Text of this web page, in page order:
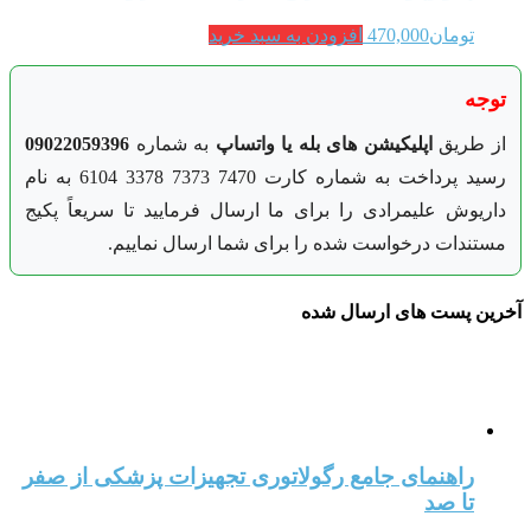
تومان470,000 افزودن به سبد خرید
توجه
از طریق اپلیکیشن های بله یا واتساپ به شماره 09022059396
رسید پرداخت به شماره کارت 7470 7373 3378 6104 به نام
داریوش علیمرادی را برای ما ارسال فرمایید تا سریعاً پکیج
مستندات درخواست شده را برای شما ارسال نماییم.
آخرین پست های ارسال شده
راهنمای جامع رگولاتوری تجهیزات پزشکی از صفر
تا صد